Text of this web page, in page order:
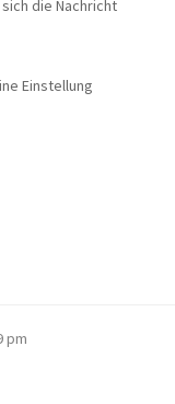
die Nachricht
Einstellung
pm